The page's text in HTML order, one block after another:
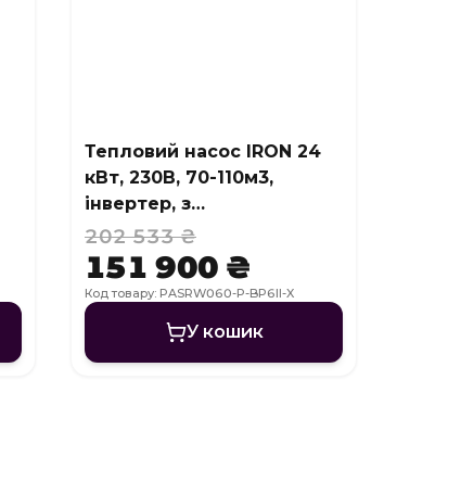
Тепловий насос IRON 24
кВт, 230В, 70-110м3,
інвертер, з
охолодженням, WI-FI
202 533 ₴
151 900 ₴
Код товару: PASRW060-P-BP6II-X
У кошик